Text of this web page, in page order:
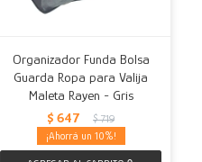
Organizador Funda Bolsa
Guarda Ropa para Valija
Maleta Rayen - Gris
$ 647 $ 719
10